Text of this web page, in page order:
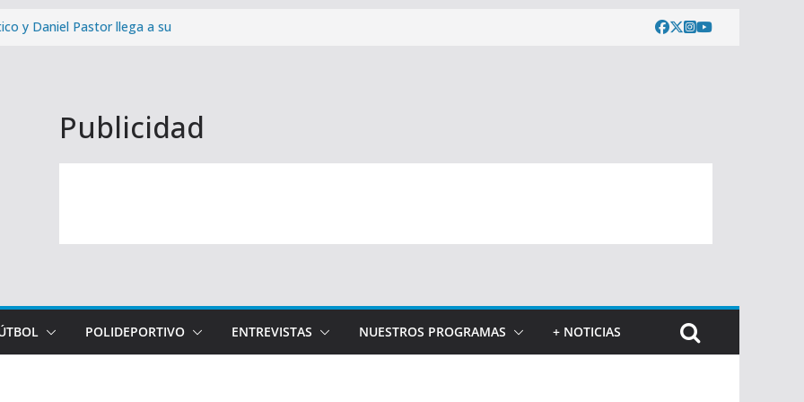
y Daniel Pastor llega a su
del Sol: cómo y cuándo
de abonados con un 99,96%
CF – Levante UD de la
equipación con un
provincia
Publicidad
POLIDEPORTIVO ENTREVISTAS NUESTROS PROGRAMAS + NOTICIAS